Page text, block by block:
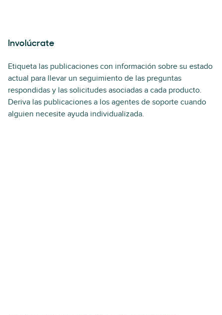
Involúcrate
Etiqueta las publicaciones con información sobre su estado
actual para llevar un seguimiento de las preguntas
respondidas y las solicitudes asociadas a cada producto.
Deriva las publicaciones a los agentes de soporte cuando
alguien necesite ayuda individualizada.